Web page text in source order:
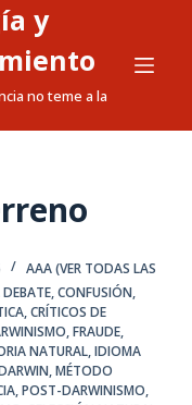
y
no teme a la
AAA (VER TODAS LAS
,CONFUSIÓN,
,CRÍTICOS DE
,FRAUDE,
NATURAL,IDIOMA
,MÉTODO
,POST-DARWINISMO,